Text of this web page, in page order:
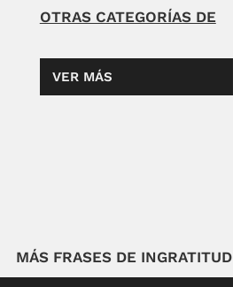
OTRAS CATEGORÍAS DE
VER MÁS
MÁS FRASES DE INGRATITUD